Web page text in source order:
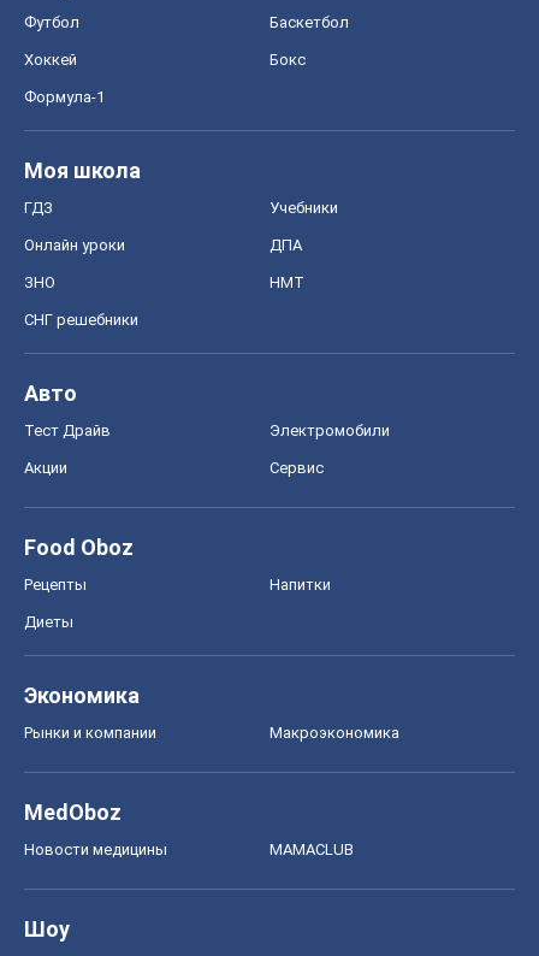
Футбол Баскетбол
Хоккей Бокс
Формула-1
Моя школа
ГДЗ Учебники
Онлайн уроки ДПА
ЗНО НМТ
СНГ решебники
Авто
Тест Драйв Электромобили
Акции Сервис
Food Oboz
Рецепты Напитки
Диеты
Экономика
Рынки и компании Mакроэкономика
MedOboz
Новости медицины MAMACLUB
Шоу